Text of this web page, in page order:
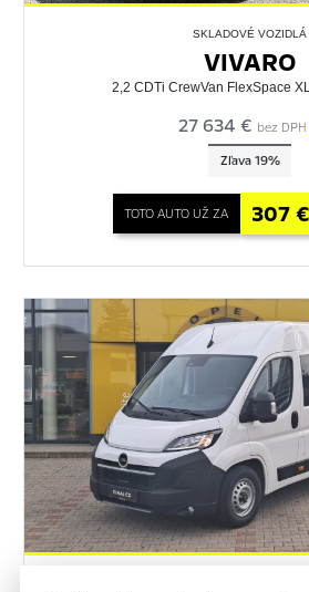
SKLADOVÉ VOZIDLÁ
VIVARO
2,2 CDTi CrewVan FlexSpace
27 634 € bez DPH
Zľava 19%
TOTO AUTO UŽ ZA 307 €